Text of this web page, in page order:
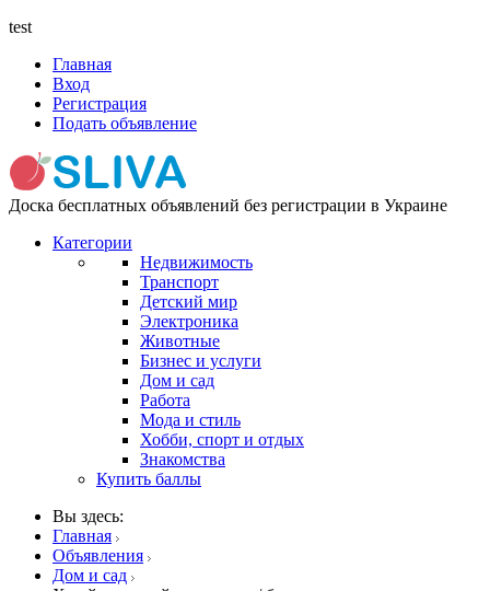
test
Главная
Вход
Регистрация
Подать объявление
Доска бесплатных объявлений без регистрации в Украине
Категории
Недвижимость
Транспорт
Детский мир
Электроника
Животные
Бизнес и услуги
Дом и сад
Работа
Мода и стиль
Хобби, спорт и отдых
Знакомства
Купить баллы
Вы здесь:
Главная
Объявления
Дом и сад